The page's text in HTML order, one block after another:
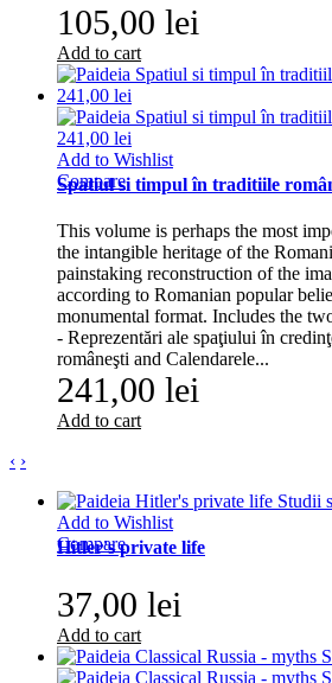
105,00 lei
Add to cart
Add to Wishlist
Compare
Spatiul si timpul în traditiile
This volume is perhaps the most
the intangible heritage of the
painstaking reconstruction of the
according to Romanian popular
monumental format. Includes the
- Reprezentări ale spaţiului în
româneşti and Calendarele...
241,00 lei
Add to cart
‹ ›
Add to Wishlist
Compare
Hitler's private life
37,00 lei
Add to cart